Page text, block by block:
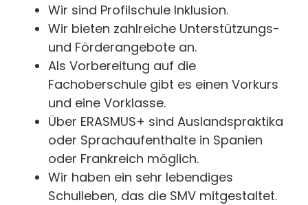
Wir sind Profilschule Inklusion.
Wir bieten zahlreiche Unterstützungs-
und Förderangebote an.
Als Vorbereitung auf die
Fachoberschule gibt es einen Vorkurs
und eine Vorklasse.
Über ERASMUS+ sind Auslandspraktika
oder Sprachaufenthalte in Spanien
oder Frankreich möglich.
Wir haben ein sehr lebendiges
Schulleben, das die SMV mitgestaltet.